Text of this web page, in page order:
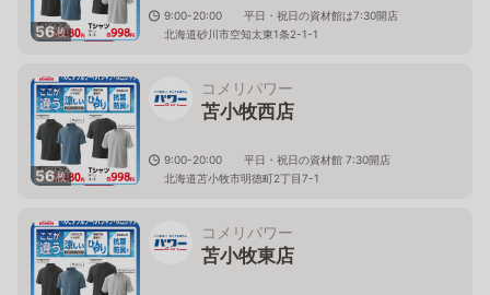
56枚
9:00-20:00 平日・祝日の資材館は7:30開店
北海道砂川市空知太東1条2-1-1
56枚
コメリパワー
苫小牧西店
9:00-20:00 平日・祝日の資材館 7:30開店
北海道苫小牧市明徳町2丁目7-1
コメリパワー
苫小牧東店